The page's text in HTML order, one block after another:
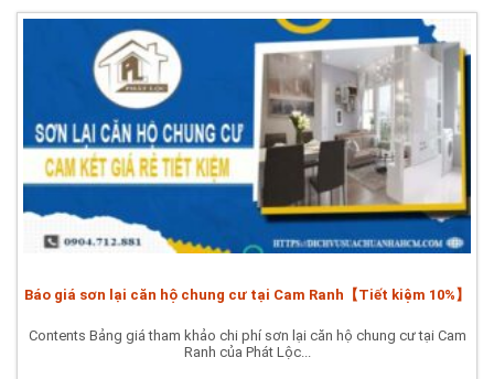
Báo giá sơn lại căn hộ chung cư tại Cam Ranh【Tiết kiệm 10%】
Contents Bảng giá tham khảo chi phí sơn lại căn hộ chung cư tại Cam
Ranh của Phát Lộc...